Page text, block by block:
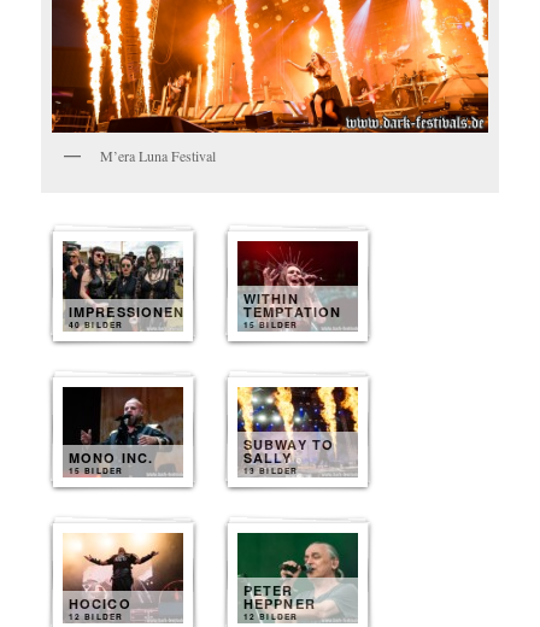
M’era Luna Festival
IMPRESSIONEN
40 BILDER
WITHIN
TEMPTATION
15 BILDER
MONO INC.
15 BILDER
SUBWAY TO
SALLY
13 BILDER
HOCICO
12 BILDER
PETER
HEPPNER
12 BILDER